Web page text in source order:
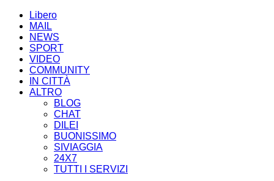
Libero
MAIL
NEWS
SPORT
VIDEO
COMMUNITY
IN CITTÀ
ALTRO
BLOG
CHAT
DILEI
BUONISSIMO
SIVIAGGIA
24X7
TUTTI I SERVIZI